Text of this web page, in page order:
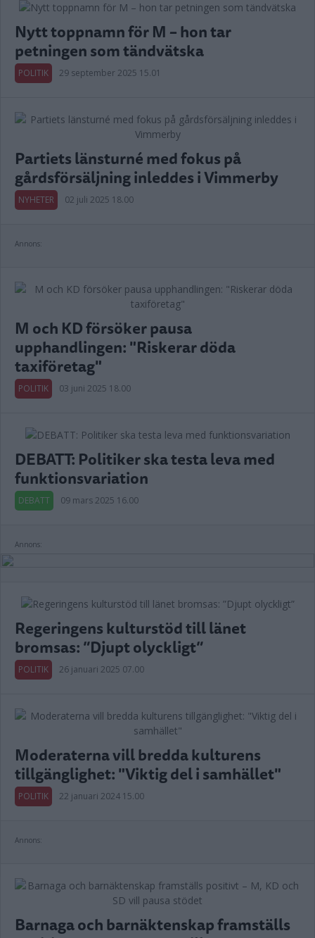
Nytt toppnamn för M – hon tar
petningen som tändvätska
POLITIK 29 september 2025 15.01
Partiets länsturné med fokus på
gårdsförsäljning inleddes i Vimmerby
NYHETER 02 juli 2025 18.00
Annons:
M och KD försöker pausa
upphandlingen: "Riskerar döda
taxiföretag"
POLITIK 03 juni 2025 18.00
DEBATT: Politiker ska testa leva med
funktionsvariation
DEBATT 09 mars 2025 16.00
Annons:
Regeringens kulturstöd till länet
bromsas: ”Djupt olyckligt”
POLITIK 26 januari 2025 07.00
Moderaterna vill bredda kulturens
tillgänglighet: "Viktig del i samhället"
POLITIK 22 januari 2024 15.00
Annons:
Barnaga och barnäktenskap framställs